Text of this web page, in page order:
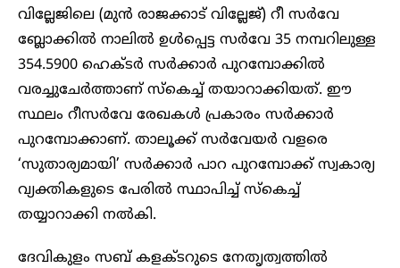
വില്ലേജിലെ (മുൻ രാജക്കാട് വില്ലേജ്) റീ സർവേ
ബ്ലോക്കിൽ നാലിൽ ഉൾപ്പെട്ട സർവേ 35 നമ്പറിലുള്ള
354.5900 ഹെക്ടർ സർക്കാർ പുറമ്പോക്കിൽ
വരച്ചുചേർത്താണ് സ്കെച്ച് തയാറാക്കിയത്. ഈ
സ്ഥലം റീസർവേ രേഖകൾ പ്രകാരം സർക്കാർ
പുറമ്പോക്കാണ്. താലൂക്ക് സർവേയർ വളരെ
‘സുതാര്യമായി’ സർക്കാർ പാറ പുറമ്പോക്ക് സ്വകാര്യ
വ്യക്തികളുടെ പേരിൽ സ്ഥാപിച്ച് സ്കെച്ച്
തയ്യാറാക്കി നൽകി.
ദേവികുളം സബ് കളക്ടറുടെ നേതൃത്വത്തിൽ